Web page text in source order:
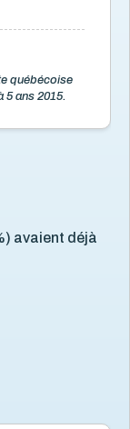
québécoise
5 ans 2015.
avaient déjà